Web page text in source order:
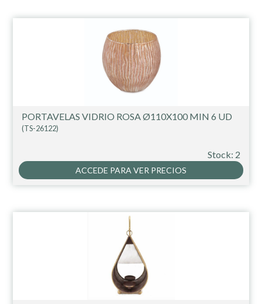
PORTAVELAS VIDRIO ROSA Ø110X100 MIN 6 UD
(TS-26122)
Stock: 2
ACCEDE PARA VER PRECIOS